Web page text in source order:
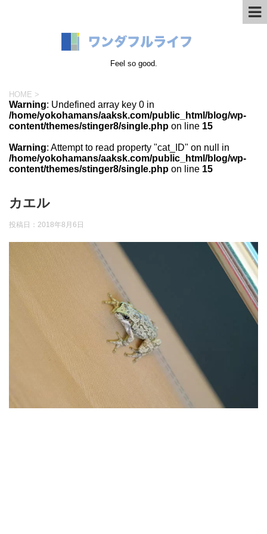
Feel so good.
HOME >
Warning: Undefined array key 0 in
/home/yokohamans/aaksk.com/public_html/blog/wp-
content/themes/stinger8/single.php on line 15
Warning: Attempt to read property "cat_ID" on null in
/home/yokohamans/aaksk.com/public_html/blog/wp-
content/themes/stinger8/single.php on line 15
カエル
投稿日： 2018年8月6日